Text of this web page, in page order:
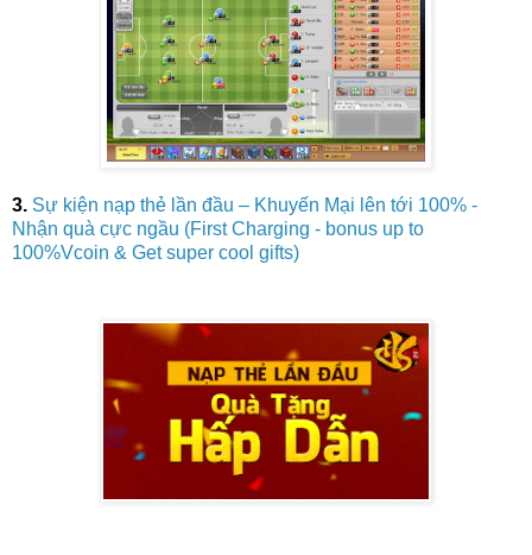
3. Sự kiện nạp thẻ lần đầu – Khuyến Mại lên tới 100% -
Nhận quà cực ngầu (First Charging - bonus up to
100%Vcoin & Get super cool gifts)